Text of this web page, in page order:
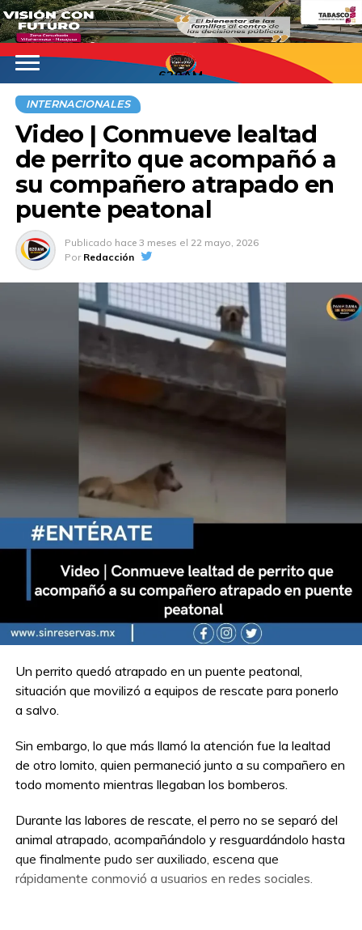
620AM
INTERNACIONALES
Video | Conmueve lealtad
de perrito que acompañó a
su compañero atrapado en
puente peatonal
Publicado hace 3 meses el 22 mayo, 2026
Por Redacción
Un perrito quedó atrapado en un puente peatonal,
situación que movilizó a equipos de rescate para ponerlo
a salvo.
Sin embargo, lo que más llamó la atención fue la lealtad
de otro lomito, quien permaneció junto a su compañero en
todo momento mientras llegaban los bomberos.
Durante las labores de rescate, el perro no se separó del
animal atrapado, acompañándolo y resguardándolo hasta
que finalmente pudo ser auxiliado, escena que
rápidamente conmovió a usuarios en redes sociales.